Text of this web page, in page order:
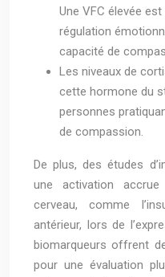
Une VFC élevée
régulation
capacité de
Les niveaux de
cette hormone du
personnes
de compassion.
De plus, des études
une activation
cerveau, comme
antérieur, lors de
biomarqueurs offrent
pour une évaluation